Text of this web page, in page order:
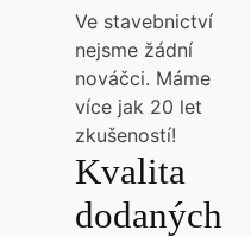
Ve stavebnictví
nejsme žádní
nováčci. Máme
více jak 20 let
zkušeností!
Kvalita
dodaných